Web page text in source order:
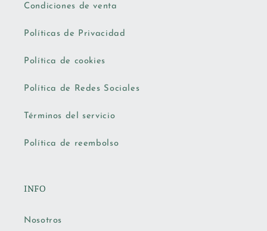
Condiciones de venta
Políticas de Privacidad
Política de cookies
Política de Redes Sociales
Términos del servicio
Política de reembolso
INFO
Nosotros